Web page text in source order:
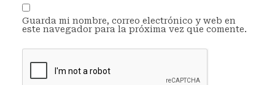
Guarda mi nombre, correo electrónico y web en
este navegador para la próxima vez que comente.